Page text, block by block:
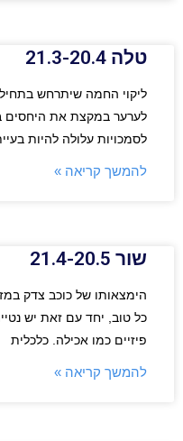
טלה 21.3-20.4
ליקוי החמה שיתרחש
לערער במקצת את היחסים
לסמכויות עלולה להיות
להמשך קריאה »
שור 21.4-20.5
הימצאותו של כוכב צדק
כל טוב, יחד עם זאת יש
פיזיים כמו אכילה. כלכלית
להמשך קריאה »